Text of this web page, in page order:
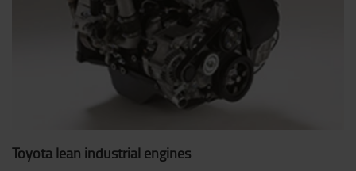
Toyota lean industrial engines